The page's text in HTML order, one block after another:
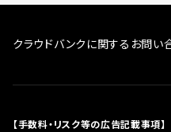
クラウドバンクに関するお問い
【手数料・リスク等の広告記載事項】